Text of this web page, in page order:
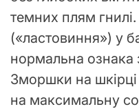
темних плям гнилі.
(«ластовиння») у
нормальна ознака
Зморшки на
на максимальну